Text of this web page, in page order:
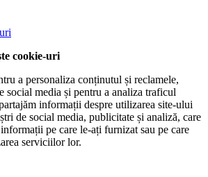
cookie-uri
a personaliza conținutul și reclamele,
social media și pentru a analiza traficul
informații despre utilizarea site-ului
de social media, publicitate și analiză, care
pe care le-ați furnizat sau pe care
serviciilor lor.